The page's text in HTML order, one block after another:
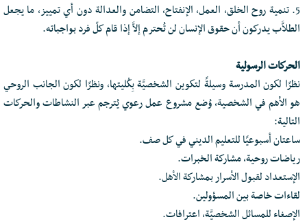
5. تنمية روح الخلق، العمل، الإنفتاح، التضامن والعدالة دون أي تمييز، ما يجعل
الطلاَّب يدركون أن حقوق الإنسان لن تُحترم إلاَّ إذا قام كلّ فرد بواجباته.
الحركات الرسولية
نظرًا لكون المدرسة وسيلةً لتكوين الشخصيَّة بِكُليتها، ونظرًا لكون الجانب الروحي
هو الأهم في الشخصية، وُضع مشروع عمل رعوي يُترجم عبر النشاطات والحركات
التالية:
ساعتان أسبوعيًا للتعليم الديني في كل صف.
رياضات روحية، مشاركة الخبرات.
الإستعداد لقبول الأسرار بمشاركة الأهل.
لقاءات خاصة بين المسؤولين.
الإصغاء للمسائل الشخصيَّة، اعترافات.